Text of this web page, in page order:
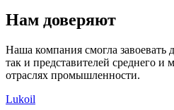
Нам доверяют
Наша компания смогла завоевать
так и представителей среднего и
отраслях промышленности.
Lukoil